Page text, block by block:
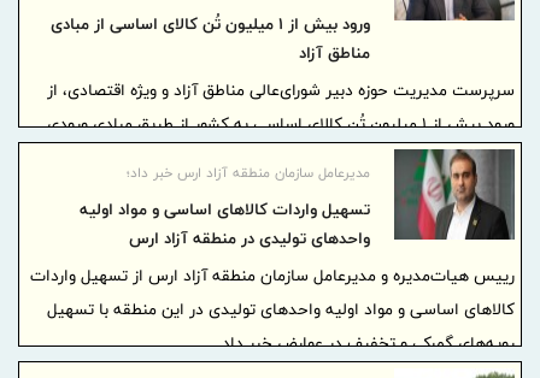
ورود بیش از 1 میلیون تُن کالای اساسی از مبادی
مناطق آزاد
سرپرست مدیریت حوزه دبیر شورای‌عالی مناطق آزاد و ویژه اقتصادی، از
ورود بیش از 1 میلیون تُن کالای اساسی به کشور از طریق مبادی ورودی
مدیرعامل سازمان منطقه آزاد ارس خبر داد؛
تسهیل واردات کالاهای اساسی و مواد اولیه
واحدهای تولیدی در منطقه آزاد ارس
رییس هیات‌مدیره و مدیرعامل سازمان منطقه آزاد ارس از تسهیل واردات
کالاهای اساسی و مواد اولیه واحدهای تولیدی در این منطقه با تسهیل
رویه‌های گمرکی و تخفیف در عوارض خبر داد.